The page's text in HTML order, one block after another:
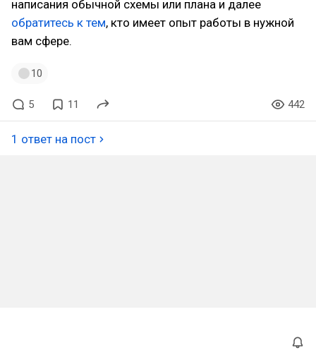
написания обычной схемы или плана и далее
обратитесь к тем, кто имеет опыт работы в нужной
вам сфере.
10
5 11 442
1 ответ на пост